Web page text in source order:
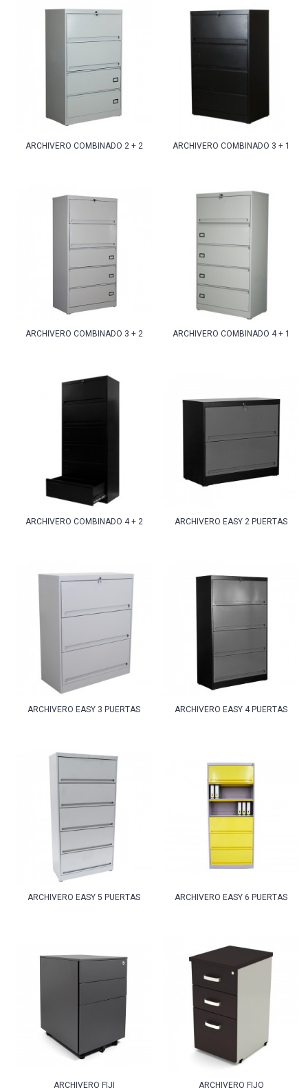
ARCHIVERO COMBINADO 2 + 2 ARCHIVERO COMBINADO 3 + 1
ARCHIVERO COMBINADO 3 + 2 ARCHIVERO COMBINADO 4 + 1
ARCHIVERO COMBINADO 4 + 2 ARCHIVERO EASY 2 PUERTAS
ARCHIVERO EASY 3 PUERTAS ARCHIVERO EASY 4 PUERTAS
ARCHIVERO EASY 5 PUERTAS ARCHIVERO EASY 6 PUERTAS
ARCHIVERO FIJI ARCHIVERO FIJO